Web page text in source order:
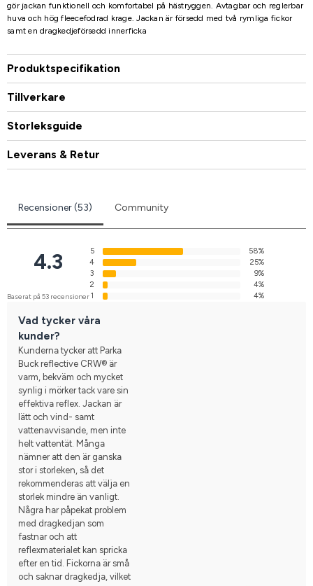
gör jackan funktionell och komfortabel på hästryggen. Avtagbar och reglerbar
huva och hög fleecefodrad krage. Jackan är försedd med två rymliga fickor
samt en dragkedjeförsedd innerficka
Produktspecifikation
Tillverkare
Storleksguide
Leverans & Retur
Recensioner (53) Community
4.3
Baserat på 53 recensioner
5
58%
4
25%
3
9%
2
4%
1
4%
Vad tycker våra
kunder?
Kunderna tycker att Parka
Buck reflective CRW® är
varm, bekväm och mycket
synlig i mörker tack vare sin
effektiva reflex. Jackan är
lätt och vind- samt
vattenavvisande, men inte
helt vattentät. Många
nämner att den är ganska
stor i storleken, så det
rekommenderas att välja en
storlek mindre än vanligt.
Några har påpekat problem
med dragkedjan som
fastnar och att
reflexmaterialet kan spricka
efter en tid. Fickorna är små
och saknar dragkedja, vilket